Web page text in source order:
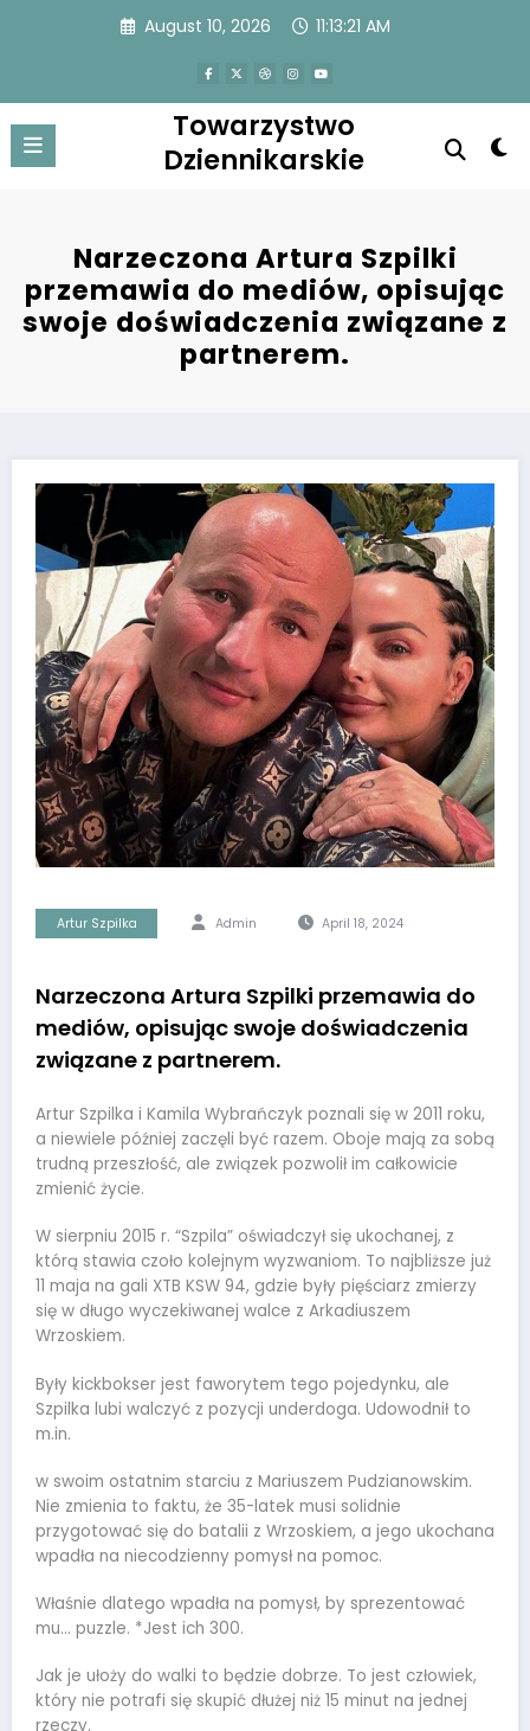
August 10, 2026 11:13:22 AM
Towarzystwo
Dziennikarskie
Narzeczona Artura Szpilki
przemawia do mediów, opisując
swoje doświadczenia związane z
partnerem.
Artur Szpilka Admin April 18, 2024
Narzeczona Artura Szpilki przemawia do
mediów, opisując swoje doświadczenia
związane z partnerem.
Artur Szpilka i Kamila Wybrańczyk poznali się w 2011 roku,
a niewiele później zaczęli być razem. Oboje mają za sobą
trudną przeszłość, ale związek pozwolił im całkowicie
zmienić życie.
W sierpniu 2015 r. “Szpila” oświadczył się ukochanej, z
którą stawia czoło kolejnym wyzwaniom. To najbliższe już
11 maja na gali XTB KSW 94, gdzie były pięściarz zmierzy
się w długo wyczekiwanej walce z Arkadiuszem
Wrzoskiem.
Były kickbokser jest faworytem tego pojedynku, ale
Szpilka lubi walczyć z pozycji underdoga. Udowodnił to
m.in.
w swoim ostatnim starciu z Mariuszem Pudzianowskim.
Nie zmienia to faktu, że 35-latek musi solidnie
przygotować się do batalii z Wrzoskiem, a jego ukochana
wpadła na niecodzienny pomysł na pomoc.
Właśnie dlatego wpadła na pomysł, by sprezentować
mu… puzzle. *Jest ich 300.
Jak je ułoży do walki to będzie dobrze. To jest człowiek,
który nie potrafi się skupić dłużej niż 15 minut na jednej
rzeczy.